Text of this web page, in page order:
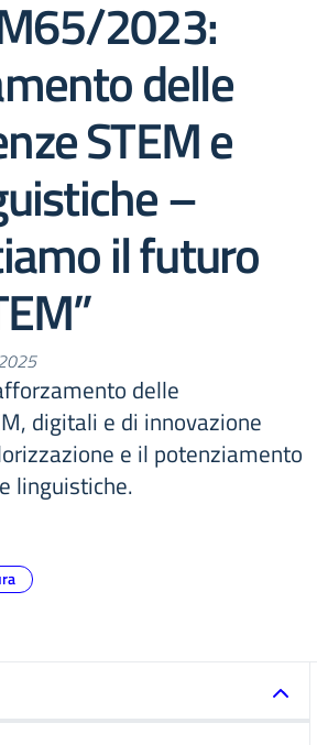
2023:
delle
STEM e
–
il futuro
delle
digitali e di innovazione
e il potenziamento
linguistiche.